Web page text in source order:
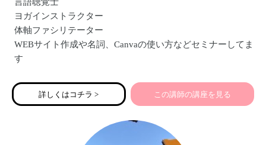
言語聴覚士
ヨガインストラクター
体軸ファシリテーター
WEBサイト作成や名詞、Canvaの使い方などセミナーしてま
す
詳しくはコチラ > この講師の講座を見る